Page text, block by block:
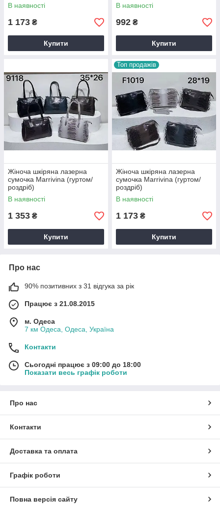
В наявності
1 173 ₴
Купити
В наявності
992 ₴
Купити
Жіноча шкіряна лазерна
сумочка Marrivina (гуртом/
роздріб)
В наявності
1 353 ₴
Купити
Топ продажів
Жіноча шкіряна лазерна
сумочка Marrivina (гуртом/
роздріб)
В наявності
1 173 ₴
Купити
Про нас
90% позитивних з 31 відгука за рік
Працює з 21.08.2015
м. Одеса
7 км Одеса, Одеса, Україна
Контакти
Сьогодні працює з 09:00 до 18:00
Показати весь графік роботи
Про нас
Контакти
Доставка та оплата
Графік роботи
Повна версія сайту